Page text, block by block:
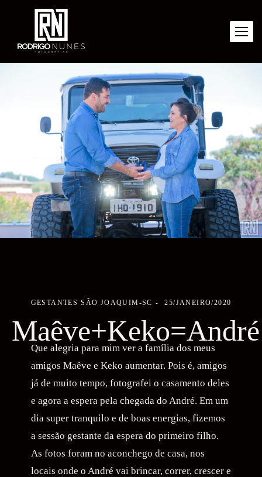
GESTANTES SÃO JOAQUIM-SC 25/JANEIRO/2020
Maêve+Keko=André
Que alegria para mim ver a família dos meus
amigos Maêve e Keko aumentar. Pois é, amigos
já de muito tempo, fotografei o casamento deles
e agora a espera pela chegada do André. Em um
dia super tranquilo e de boas energias, fizemos
a sessão gestante da espera do primeiro filho.
As fotos foram no aconchego de casa, nos
locais onde o André vai brincar, correr, crescer e